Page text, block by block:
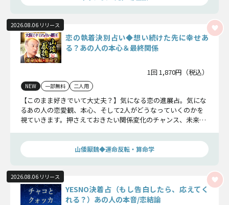
2026.08.06 リリース
恋の執着決別占い◆想い続けた先に幸せあ
る？あの人の本心＆最終関係
1回 1,870円（税込）
NEW 一部無料 二人用
【このまま好きでいて大丈夫？】気になる恋の進展占。気にな
るあの人の恋愛観、本心、そして2人がどうなっていくのかを
視ていきます。押さえておきたい関係変化のチャンス、未来の
山倭厭魏◆運命反転・算命学
2026.08.06 リリース
YESNO決着占（もし告白したら、応えてく
れる？）あの人の本音/恋結論